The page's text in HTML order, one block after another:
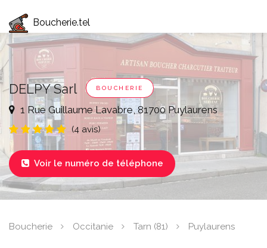
Boucherie.tel
DELPY Sarl BOUCHERIE
1 Rue Guillaume Lavabre, 81700 Puylaurens
(4 avis)
 Voir le numéro de téléphone
Boucherie Occitanie Tarn (81) Puylaurens